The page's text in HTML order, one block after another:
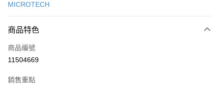
Apple Pay
ATM付款
MICROTECH
商品特色
商品編號
11504669
銷售重點